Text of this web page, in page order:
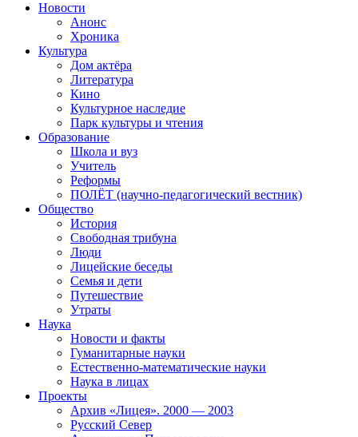
Новости
Анонс
Хроника
Культура
Дом актёра
Литература
Кино
Культурное наследие
Парк культуры и чтения
Образование
Школа и вуз
Учитель
Реформы
ПОЛЁТ (научно-педагогический вестник)
Общество
История
Свободная трибуна
Люди
Лицейские беседы
Семья и дети
Путешествие
Утраты
Наука
Новости и факты
Гуманитарные науки
Естественно-математические науки
Наука в лицах
Проекты
Архив «Лицея». 2000 — 2003
Русский Север